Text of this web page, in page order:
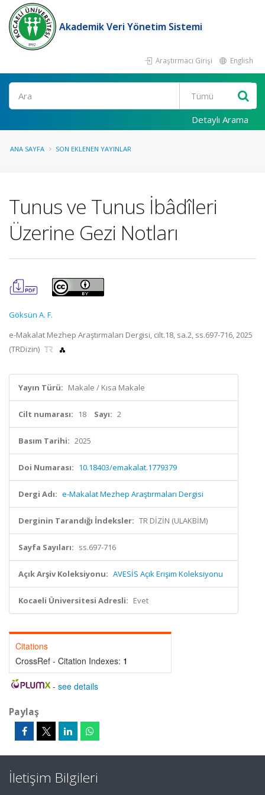
Akademik Veri Yönetim Sistemi
Araştırmacı Girişi English
Ara
Detaylı Arama
ANA SAYFA SON EKLENEN YAYINLAR
Tunus ve Tunus İbâdîleri
Üzerine Gezi Notları
Göksün A. F.
e-Makalat Mezhep Araştırmaları Dergisi, cilt.18, sa.2, ss.697-716, 2025
(TRDizin)
Yayın Türü: Makale / Kısa Makale
Cilt numarası: 18 Sayı: 2
Basım Tarihi: 2025
Doi Numarası: 10.18403/emakalat.1779379
Dergi Adı: e-Makalat Mezhep Araştırmaları Dergisi
Derginin Tarandığı İndeksler: TR DİZİN (ULAKBİM)
Sayfa Sayıları: ss.697-716
Açık Arşiv Koleksiyonu: AVESİS Açık Erişim Koleksiyonu
Kocaeli Üniversitesi Adresli: Evet
Citations
CrossRef - Citation Indexes: 1
- see details
Paylaş
İletişim Bilgileri